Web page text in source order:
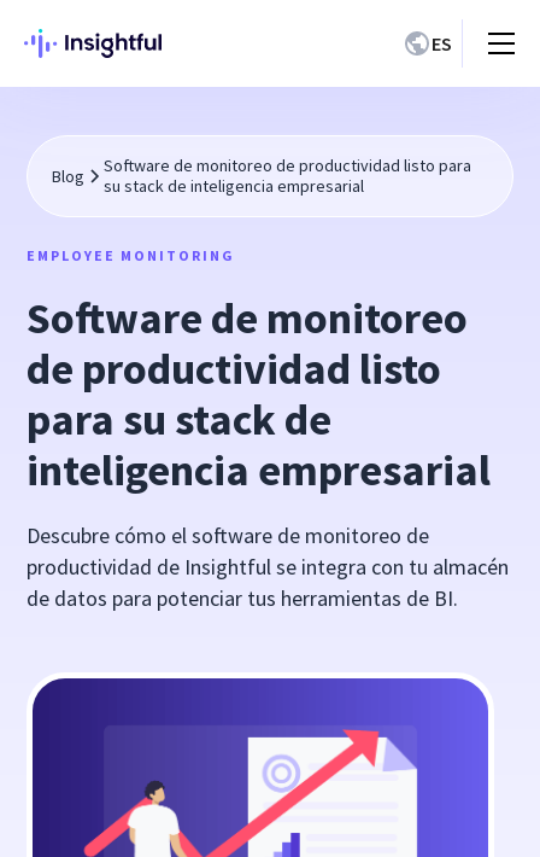
ES
Blog
Software de monitoreo de productividad listo para
su stack de inteligencia empresarial
EMPLOYEE MONITORING
Software de monitoreo
de productividad listo
para su stack de
inteligencia empresarial
Descubre cómo el software de monitoreo de
productividad de Insightful se integra con tu almacén
de datos para potenciar tus herramientas de BI.